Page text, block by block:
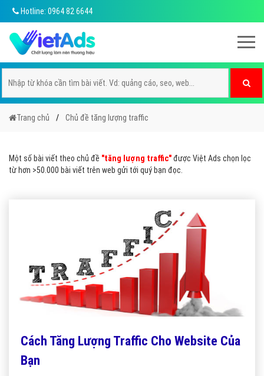
Hotline: 0964 82 6644
Trang chủ Chủ đề tăng lượng traffic
Một số bài viết theo chủ đề "tăng lượng traffic"được Việt Ads chọn lọc
từ hơn >50.000 bài viết trên web gửi tới quý bạn đọc.
Cách Tăng Lượng Traffic Cho Website Của
Bạn